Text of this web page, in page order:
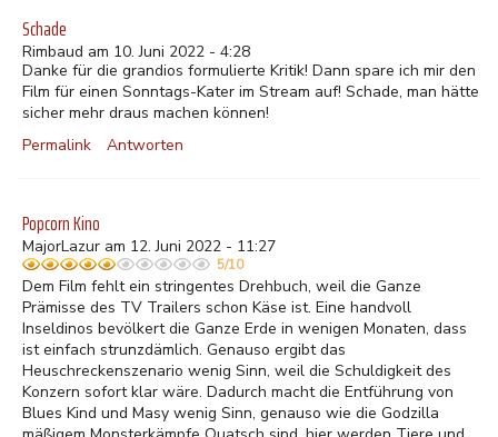
Schade
Rimbaud am 10. Juni 2022 - 4:28
Danke für die grandios formulierte Kritik! Dann spare ich mir den
Film für einen Sonntags-Kater im Stream auf! Schade, man hätte
sicher mehr draus machen können!
Permalink
Antworten
Popcorn Kino
MajorLazur am 12. Juni 2022 - 11:27
5/10
Dem Film fehlt ein stringentes Drehbuch, weil die Ganze
Prämisse des TV Trailers schon Käse ist. Eine handvoll
Inseldinos bevölkert die Ganze Erde in wenigen Monaten, dass
ist einfach strunzdämlich. Genauso ergibt das
Heuschreckenszenario wenig Sinn, weil die Schuldigkeit des
Konzern sofort klar wäre. Dadurch macht die Entführung von
Blues Kind und Masy wenig Sinn, genauso wie die Godzilla